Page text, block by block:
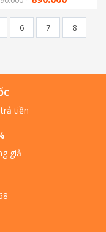
6 7
8
tiền
giả